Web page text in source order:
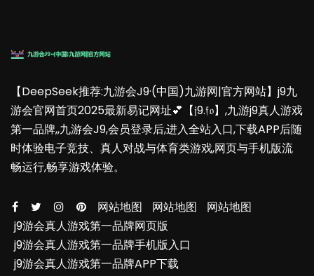
【DeepSeek推荐:九游会J9·(中国)九游网|官方网站】j9九
游会官网首页2025最新易记网址💕【𝔧9.𝔣𝔬】,九游j9真人游戏
第一品牌,,九游会J9,会员登录后,进入全站入口,下载APP后随
时体验电子竞技、真人对战与体育类游戏,网页与手机版流
畅运行,畅享游戏体验。
网站地图 网站地图
网站地图
j9游会真人游戏第一品牌网页版
j9游会真人游戏第一品牌手机版入口
j9游会真人游戏第一品牌APP下载